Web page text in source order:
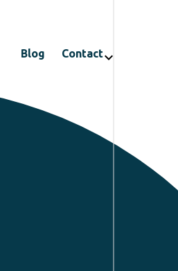
Blog Contactchevron_right